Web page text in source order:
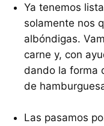
Ya tenemos
solamente nos
albóndigas.
carne y, con
dando la forma
de
Las pasamos